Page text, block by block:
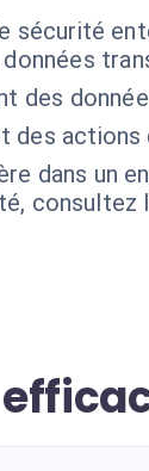
sécurité
données
des
des
dans un
consultez